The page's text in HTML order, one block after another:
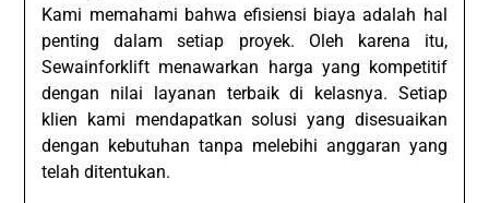
Kami memahami bahwa efisiensi biaya adalah hal
penting dalam setiap proyek. Oleh karena itu,
Sewainforklift menawarkan harga yang kompetitif
dengan nilai layanan terbaik di kelasnya. Setiap
klien kami mendapatkan solusi yang disesuaikan
dengan kebutuhan tanpa melebihi anggaran yang
telah ditentukan.